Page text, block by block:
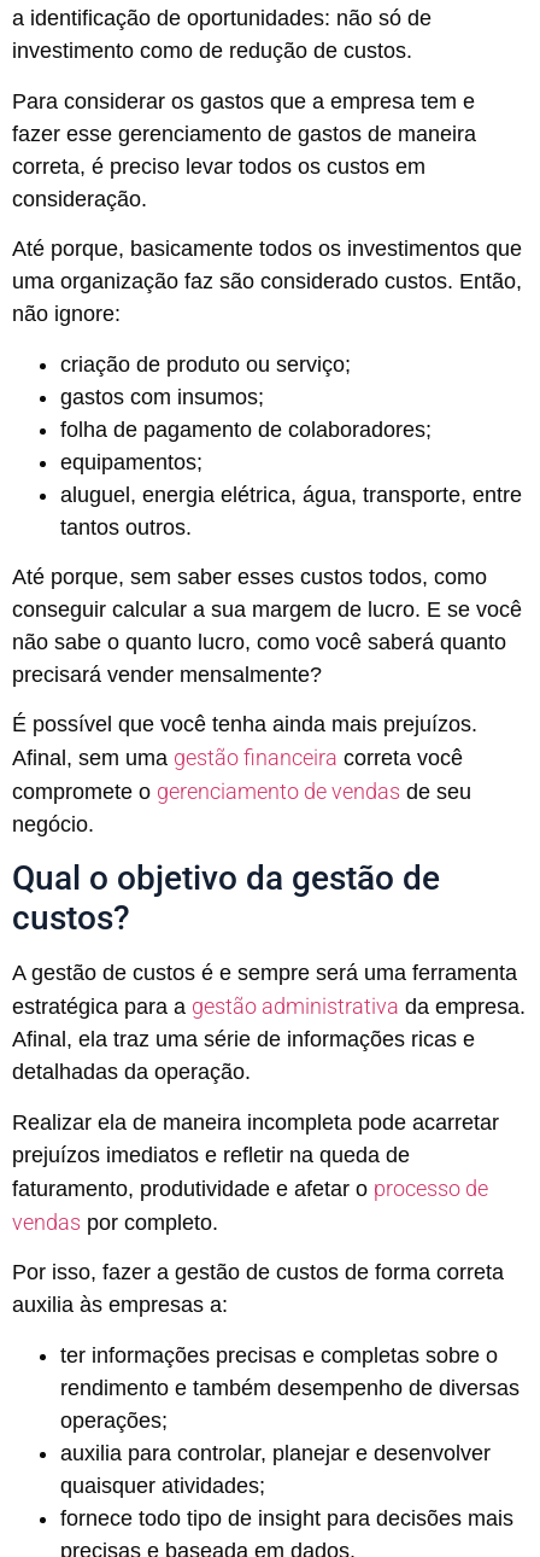
a identificação de oportunidades: não só de
investimento como de redução de custos.
Para considerar os gastos que a empresa tem e
fazer esse gerenciamento de gastos de maneira
correta, é preciso levar todos os custos em
consideração.
Até porque, basicamente todos os investimentos que
uma organização faz são considerado custos. Então,
não ignore:
criação de produto ou serviço;
gastos com insumos;
folha de pagamento de colaboradores;
equipamentos;
aluguel, energia elétrica, água, transporte, entre
tantos outros.
Até porque, sem saber esses custos todos, como
conseguir calcular a sua margem de lucro. E se você
não sabe o quanto lucro, como você saberá quanto
precisará vender mensalmente?
É possível que você tenha ainda mais prejuízos.
Afinal, sem uma gestão financeira correta você
compromete o gerenciamento de vendas de seu
negócio.
Qual o objetivo da gestão de
custos?
A gestão de custos é e sempre será uma ferramenta
estratégica para a gestão administrativa da empresa.
Afinal, ela traz uma série de informações ricas e
detalhadas da operação.
Realizar ela de maneira incompleta pode acarretar
prejuízos imediatos e refletir na queda de
faturamento, produtividade e afetar o processo de
vendas por completo.
Por isso, fazer a gestão de custos de forma correta
auxilia às empresas a:
ter informações precisas e completas sobre o
rendimento e também desempenho de diversas
operações;
auxilia para controlar, planejar e desenvolver
quaisquer atividades;
fornece todo tipo de insight para decisões mais
precisas e baseada em dados.